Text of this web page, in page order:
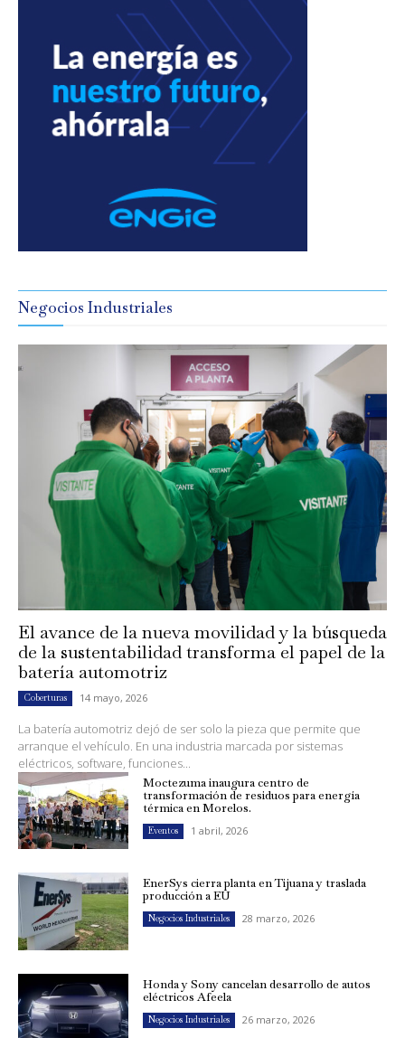
Negocios Industriales
El avance de la nueva movilidad y la búsqueda
de la sustentabilidad transforma el papel de la
batería automotriz
Coberturas 14 mayo, 2026
La batería automotriz dejó de ser solo la pieza que permite que
arranque el vehículo. En una industria marcada por sistemas
eléctricos, software, funciones...
Moctezuma inaugura centro de
transformación de residuos para energía
térmica en Morelos.
Eventos 1 abril, 2026
EnerSys cierra planta en Tijuana y traslada
producción a EU
Negocios Industriales 28 marzo, 2026
Honda y Sony cancelan desarrollo de autos
eléctricos Afeela
Negocios Industriales 26 marzo, 2026